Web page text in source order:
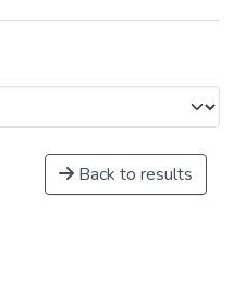
Back to results